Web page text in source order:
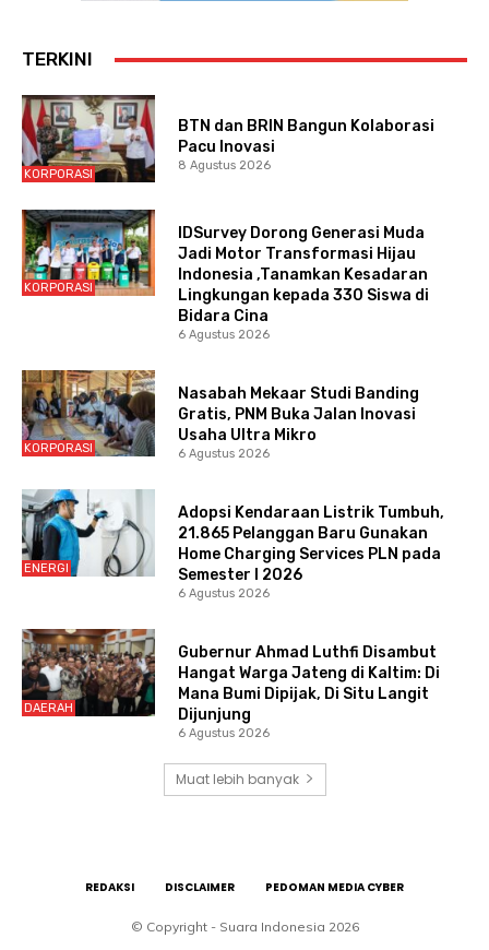
TERKINI
KORPORASI
BTN dan BRIN Bangun Kolaborasi
Pacu Inovasi
8 Agustus 2026
KORPORASI
IDSurvey Dorong Generasi Muda
Jadi Motor Transformasi Hijau
Indonesia ,Tanamkan Kesadaran
Lingkungan kepada 330 Siswa di
Bidara Cina
6 Agustus 2026
KORPORASI
Nasabah Mekaar Studi Banding
Gratis, PNM Buka Jalan Inovasi
Usaha Ultra Mikro
6 Agustus 2026
ENERGI
Adopsi Kendaraan Listrik Tumbuh,
21.865 Pelanggan Baru Gunakan
Home Charging Services PLN pada
Semester I 2026
6 Agustus 2026
DAERAH
Gubernur Ahmad Luthfi Disambut
Hangat Warga Jateng di Kaltim: Di
Mana Bumi Dipijak, Di Situ Langit
Dijunjung
6 Agustus 2026
Muat lebih banyak
REDAKSI DISCLAIMER PEDOMAN MEDIA CYBER
© Copyright - Suara Indonesia 2026